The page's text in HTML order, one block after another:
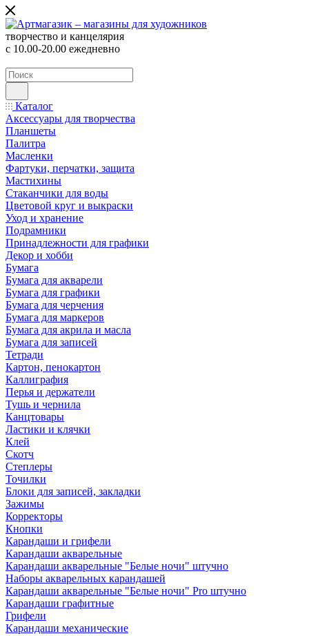
творчество и канцелярия
с 10.00-20.00 ежедневно
Каталог
Аксессуары для творчества
Планшеты
Палитра
Масленки
Фартуки, перчатки, защита
Мастихины
Стаканчики для воды
Цветовой круг и выкраски
Уход и хранение
Подрамники
Принадлежности для графики
Декор и хобби
Бумага
Бумага для акварели
Бумага для графики
Бумага для черчения
Бумага для маркеров
Бумага для акрила и масла
Бумага для записей
Тетради
Картон, пенокартон
Каллиграфия
Перья и держатели
Тушь и чернила
Канцтовары
Ластики и клячки
Клей
Скотч
Степлеры
Точилки
Блоки для записей, закладки
Зажимы
Корректоры
Кнопки
Карандаши и грифели
Карандаши акварельные
Карандаши акварельные "Белые ночи" штучно
Наборы акварельных карандашей
Карандаши акварельные "Белые ночи" Pro штучно
Карандаши графитные
Грифели
Карандаши механические